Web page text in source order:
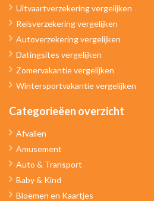
Uitvaartverzekering vergelijken
Reisverzekering vergelijken
Autoverzekering vergelijken
Datingsites vergelijken
Zomervakantie vergelijken
Wintersportvakantie vergelijken
Categorieëen overzicht
Afvallen
Amusement
Auto & Transport
Baby & Kind
Bloemen en Kaartjes